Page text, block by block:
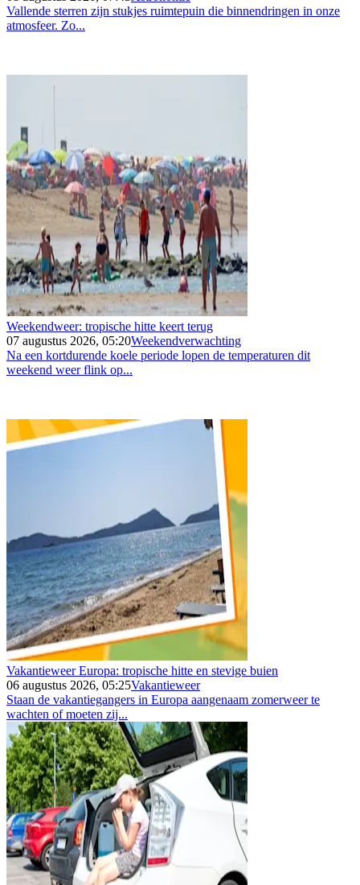
Vallende sterren zijn stukjes ruimtepuin die binnendringen in onze
atmosfeer. Zo...
Weekendweer: tropische hitte keert terug
07 augustus 2026, 05:20Weekendverwachting
Na een kortdurende koele periode lopen de temperaturen dit
weekend weer flink op...
Vakantieweer Europa: tropische hitte en stevige buien
06 augustus 2026, 05:25Vakantieweer
Staan de vakantiegangers in Europa aangenaam zomerweer te
wachten of moeten zij...